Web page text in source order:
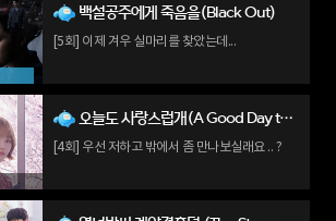
백설공주에게 죽음을(Black Out)
[5회] 이제 겨우 실마리를 찾았는데...
오늘도 사랑스럽개(A Good Day to Be A Dog)
[4회] 우선 저하고 밖에서 좀 만나보실래요 .. ?